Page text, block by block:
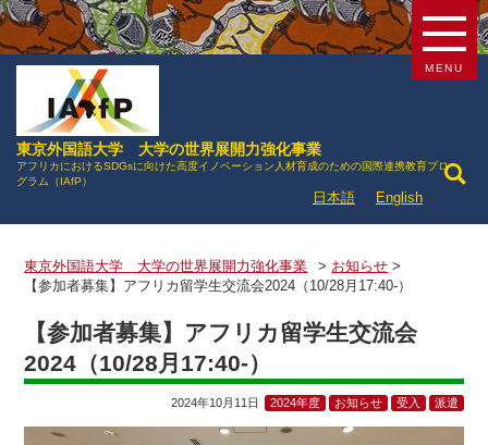
東京外国語大学 大学の世界展開力強化事業
アフリカにおけるSDGsに向けた高度イノベーション人材育成のための国際連携教育プロ
グラム（IAfP）
日本語 English
MENU
東京外国語大学 大学の世界展開力強化事業 > お知らせ >
【参加者募集】アフリカ留学生交流会2024（10/28月17:40-）
【参加者募集】アフリカ留学生交流会
2024（10/28月17:40-）
2024年10月11日 2024年度 お知らせ 受入 派遣